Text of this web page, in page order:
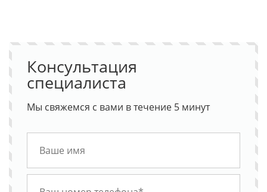
Консультация
специалиста
Мы свяжемся с вами в течение 5 минут